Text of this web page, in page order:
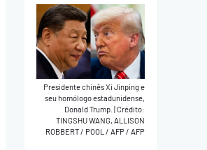
Presidente chinês Xi Jinping e
seu homólogo estadunidense,
Donald Trump.|Crédito:
TINGSHU WANG, ALLISON
ROBBERT / POOL / AFP / AFP